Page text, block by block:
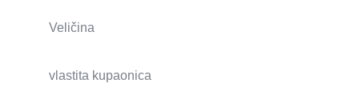
Veličina
vlastita kupaonica